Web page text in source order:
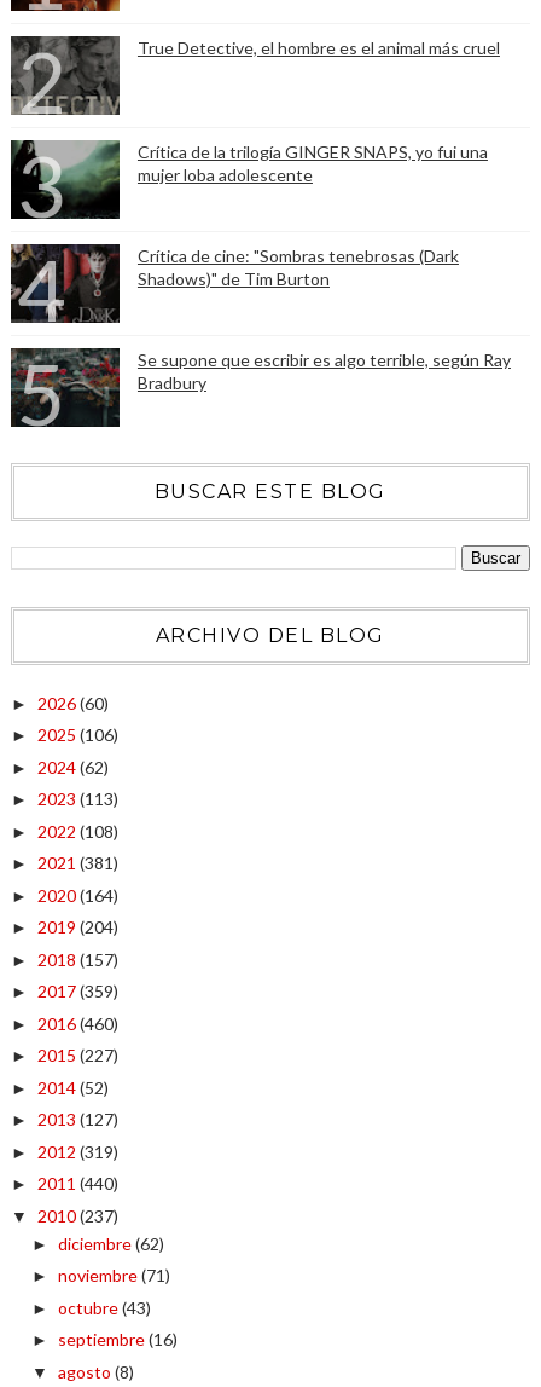
True Detective, el hombre es el animal más cruel
Crítica de la trilogía GINGER SNAPS, yo fui una
mujer loba adolescente
Crítica de cine: "Sombras tenebrosas (Dark
Shadows)" de Tim Burton
Se supone que escribir es algo terrible, según Ray
Bradbury
BUSCAR ESTE BLOG
ARCHIVO DEL BLOG
► 2026(60)
► 2025 (106)
► 2024(62)
► 2023 (113)
► 2022 (108)
► 2021 (381)
► 2020(164)
► 2019 (204)
► 2018 (157)
► 2017(359)
► 2016(460)
► 2015 (227)
► 2014(52)
► 2013 (127)
► 2012 (319)
► 2011 (440)
▼ 2010(237)
► diciembre(62)
► noviembre(71)
► octubre(43)
► septiembre(16)
▼ agosto (8)